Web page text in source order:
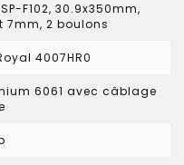
SP-F102, 30.9x350mm,
7mm, 2 boulons
4007HR0
6061 avec câblage